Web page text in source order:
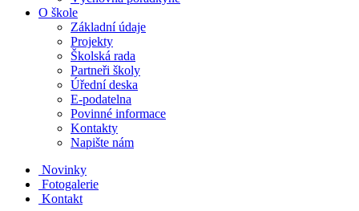
O škole
Základní údaje
Projekty
Školská rada
Partneři školy
Úřední deska
E-podatelna
Povinné informace
Kontakty
Napište nám
Novinky
Fotogalerie
Kontakt